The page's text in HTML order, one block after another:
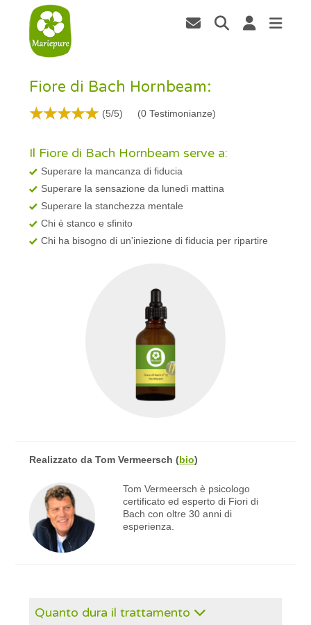
Fiore di Bach Hornbeam:
(5/5) (0 Testimonianze)
Il Fiore di Bach Hornbeam serve a:
Superare la mancanza di fiducia
Superare la sensazione da lunedì mattina
Superare la stanchezza mentale
Chi è stanco e sfinito
Chi ha bisogno di un'iniezione di fiducia per ripartire
Realizzato daTom Vermeersch (bio)
Tom Vermeersch è psicologo
certificato ed esperto di Fiori di
Bach con oltre 30 anni di
esperienza.
Quanto dura il trattamento